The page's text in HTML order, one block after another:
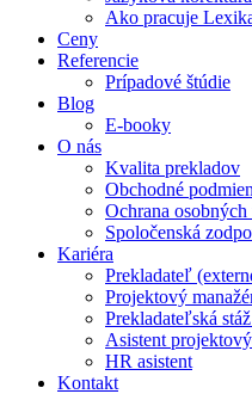
Ako pracuje
Ceny
Referencie
Prípadové štúdie
Blog
E-booky
O nás
Kvalita prekladov
Obchodné
Ochrana
Spoločenská
Kariéra
Prekladateľ
Projektový
Prekladateľská
Asistent
HR asistent
Kontakt